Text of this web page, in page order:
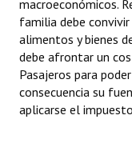
macroeconómicos.
familia debe convivir
alimentos y bienes
debe afrontar un
Pasajeros para
consecuencia su
aplicarse el